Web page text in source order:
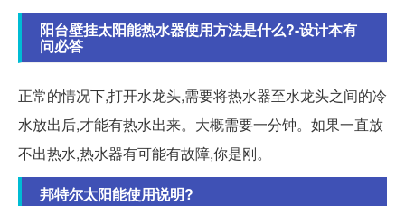
阳台壁挂太阳能热水器使用方法是什么?-设计本有
问必答
正常的情况下,打开水龙头,需要将热水器至水龙头之间的冷
水放出后,才能有热水出来。大概需要一分钟。如果一直放
不出热水,热水器有可能有故障,你是刚。
邦特尔太阳能使用说明?